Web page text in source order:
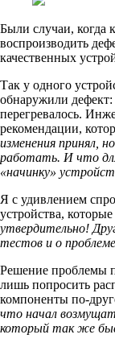
Были случаи, когда
воспроизводить
качественных
Так у одного
обнаружили дефект:
перегревалось.
рекомендации,
изменения принял,
работать. И что
«начинку»
Я с удивлением
устройства,
утвердительно!
тестов и о
Решение проблемы
лишь попросить
компоненты по-
что начал
который так же